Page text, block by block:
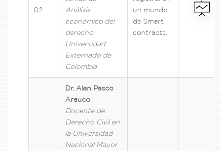
02
Análisis
económico del
derecho.
Universidad
Externado de
Colombia
un mundo
de Smart
contracts
Dr. Alan Pasco
Arauco
Docente de
Derecho Civil en
la Universidad
Nacional Mayor